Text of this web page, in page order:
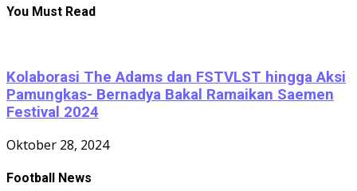
You Must Read
Kolaborasi The Adams dan FSTVLST hingga Aksi
Pamungkas- Bernadya Bakal Ramaikan Saemen
Festival 2024
Oktober 28, 2024
Football News